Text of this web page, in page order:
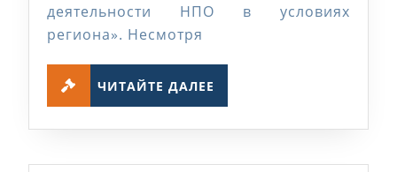
публичной
Оценке
вклада
деятельности НПО в условиях
региона». Несмотря
ЧИТАЙТЕ ДАЛЕЕ